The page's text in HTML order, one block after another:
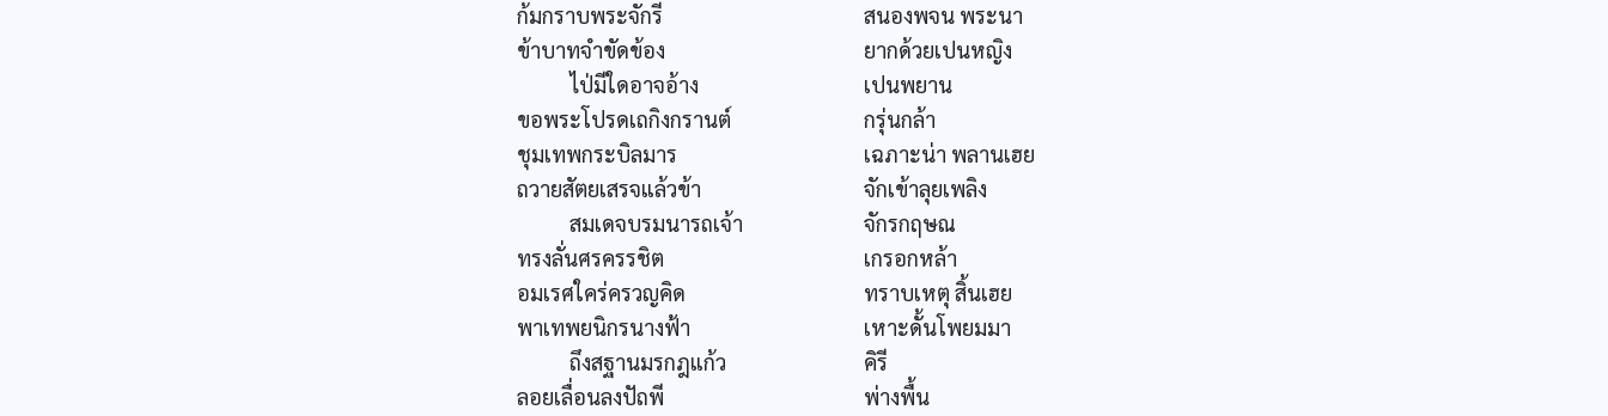
ก้มกราบพระจักรี
สนองพจน พระนา
ข้าบาทจำขัดข้อง
ยากด้วยเปนหญิง
ไป่มีใดอาจอ้าง
เปนพยาน
ขอพระโปรดเถกิงกรานต์
กรุ่นกล้า
ชุมเทพกระบิลมาร
เฉภาะน่า พลานเฮย
ถวายสัตยเสรจแล้วข้า
จักเข้าลุยเพลิง
สมเดจบรมนารถเจ้า
จักรกฤษณ
ทรงลั่นศรครรชิต
เกรอกหล้า
อมเรศใคร่ครวญคิด
ทราบเหตุ สิ้นเฮย
พาเทพยนิกรนางฟ้า
เหาะดั้นโพยมมา
ถึงสฐานมรกฎแก้ว
คิรี
ลอยเลื่อนลงปัถพี
พ่างพื้น